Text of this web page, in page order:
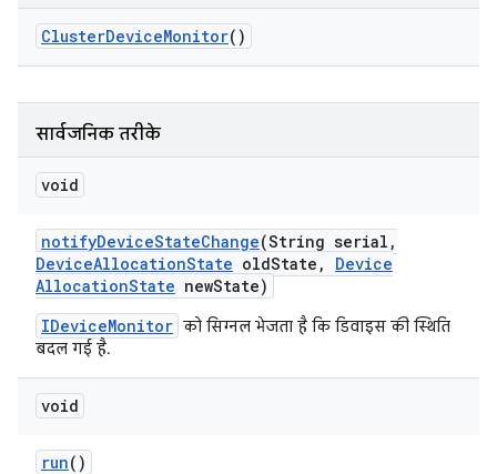
ClusterDeviceMonitor()
सार्वजनिक तरीके
void
notifyDeviceStateChange(String serial ,
DeviceAllocationState oldState ,
Device
AllocationState newState)
IDeviceMonitor को सिग्नल भेजता है कि डिवाइस की स्थिति
बदल गई है.
void
run()